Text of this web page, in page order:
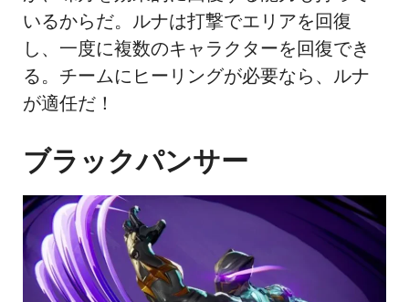
いるからだ。ルナは打撃でエリアを回復
し、一度に複数のキャラクターを回復でき
る。チームにヒーリングが必要なら、ルナ
が適任だ！
ブラックパンサー